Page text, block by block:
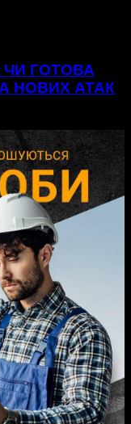
ЧИ ГОТОВА
НОВИХ АТАК